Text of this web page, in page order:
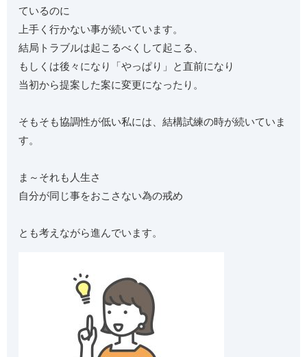
ているのに
上手く行かない事が続いています。
結局トラブルは起こるべくして起こる、
もしくは後々になり「やっぱり」と直前になり
当初から提案した案に変更になったり。
そもそも協調性が低い私には、結構試練の時が続いていま
す。
ま～それも人生さ
自分が同じ事をおこさない為の戒め
とも考えながら進んでいます。